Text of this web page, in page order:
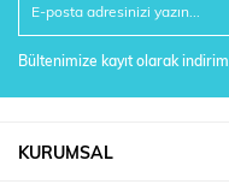
Bültenimize kayıt olarak
KURUMSAL